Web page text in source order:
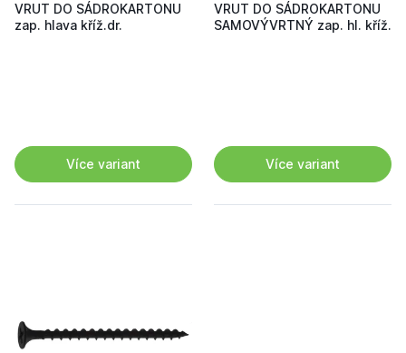
VRUT DO SÁDROKARTONU
zap. hlava kříž.dr.
Více variant
VRUT DO SÁDROKARTONU
SAMOVÝVRTNÝ zap. hl. kříž.
Více variant